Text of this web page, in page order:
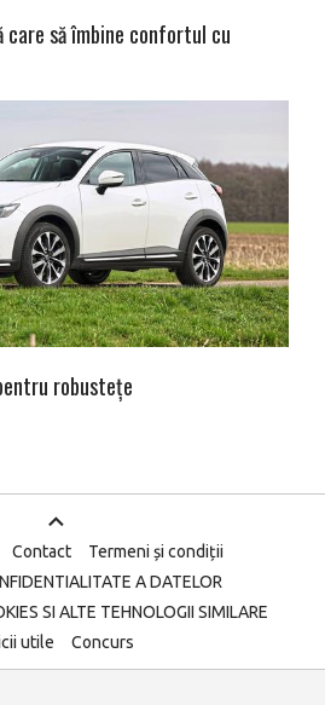
care să îmbine confortul cu
robustețe
Contact
Termeni și condiții
A DATELOR
SI ALTE TEHNOLOGII SIMILARE
utile
Concurs